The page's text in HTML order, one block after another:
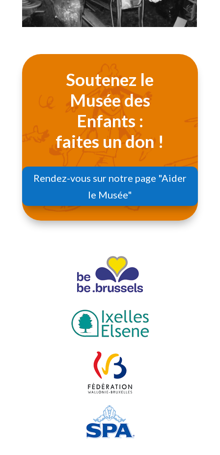
Soutenez le
Musée des
Enfants :
faites un don !
Rendez-vous sur notre page "Aider
le Musée"